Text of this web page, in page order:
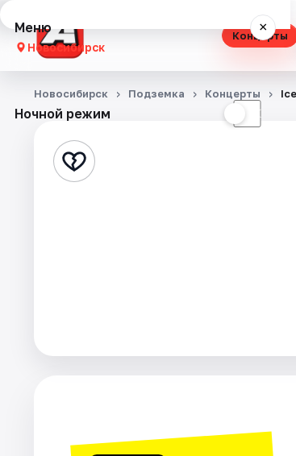
Концерты
Меню ×
Новосибирск
Концерты
Стендап
Площадки
Ночной режим ☾
Новосибирск Подземка Концерты